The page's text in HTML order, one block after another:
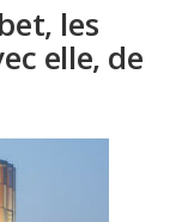
les
elle, de